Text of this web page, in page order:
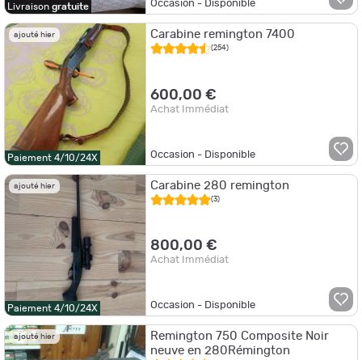
Livraison gratuite Occasion - Disponible
ajouté hier
Paiement 4/10/24X
Carabine remington 7400
(254)
600,00 €
Achat Immédiat
Occasion - Disponible
ajouté hier
Paiement 4/10/24X
Carabine 280 remington
(3)
800,00 €
Achat Immédiat
Occasion - Disponible
ajouté hier
Remington 750 Composite Noir
neuve en 280Rémington